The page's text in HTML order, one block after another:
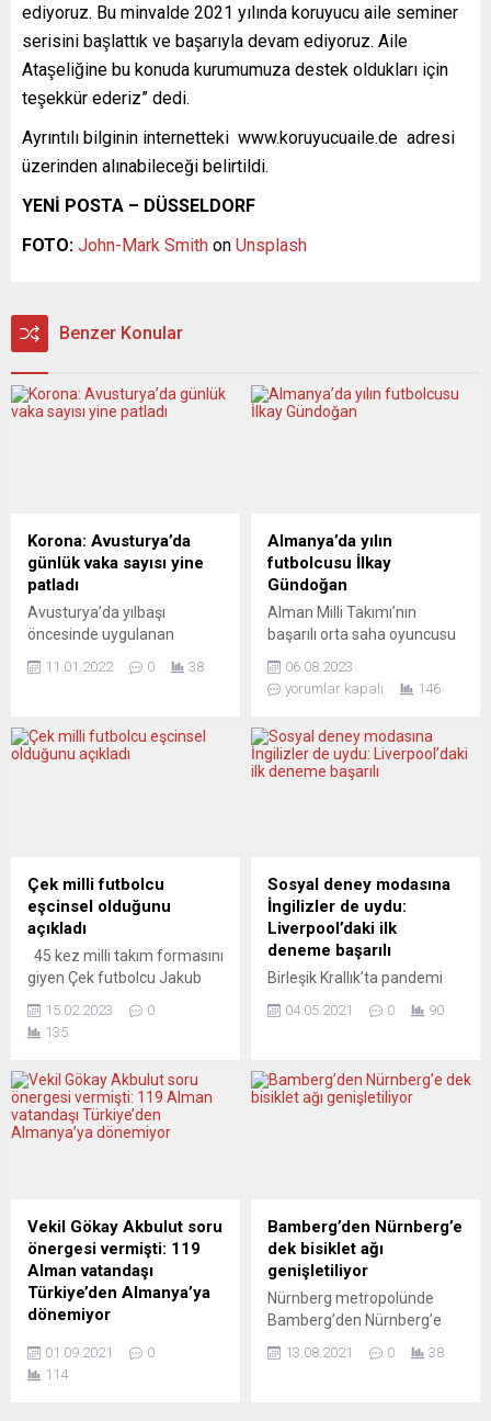
ediyoruz. Bu minvalde 2021 yılında koruyucu aile seminer
serisini başlattık ve başarıyla devam ediyoruz. Aile
Ataşeliğine bu konuda kurumumuza destek oldukları için
teşekkür ederiz” dedi.
Ayrıntılı bilginin internetteki www.koruyucuaile.de adresi
üzerinden alınabileceği belirtildi.
YENİ POSTA – DÜSSELDORF
FOTO: John-Mark Smith on Unsplash
Benzer Konular
Korona: Avusturya’da
günlük vaka sayısı yine
patladı
Avusturya’da yılbaşı
öncesinde uygulanan
altına gerileyen günlük
çıktı. Ülkede hızlı şekilde
yayılan Omicron varyantı
vakalardaki artış sürdü.
Avusturya’da son 24 saatte
11 bin 516 yeni vaka
görülürken...
11.01.2022 0 38
Almanya’da yılın
futbolcusu İlkay
Gündoğan
Alman Milli Takımı’nın
başarılı orta saha oyuncusu
yılın futbolcusu seçildi.
Gündoğan bir süre önce,
Manchester City’den
İspanya’nın FC Barcelona
Ligi, Premier Lig ve FA
Kupası’nı kazanan, Almanya
Milli Takımı’nın Türk asıllı
oyuncusu İlkay Gündoğan,
06.08.2023
yorumlar kapalı
146
Çek milli futbolcu
eşcinsel olduğunu
açıkladı
45 kez milli takım formasını
giyen Çek futbolcu Jakub
ilan etti. Futbol hayatı
devam eden bir milli
açık yaşaması, konunun
hâlâ tabu görüldüğü bir spor
dalında dünyada ilk. 27
sıra özellikle sosyal ağlarda
sayısız hakarete maruz
kalıyor. Ülke...
15.02.2023
0
135
Sosyal deney modasına
İngilizler de uydu:
Liverpool’daki ilk
deneme başarılı
Birleşik Krallık’ta pandemi
binlerce kişinin bir arada
aylarda denenmeye
başlanan pilot etkinliklere
durumlarının takip
edileceğini ve sonuçların
başka organizasyonlar için
referans olarak
kullanılacağını biliyorlar ve
kabul ediyorlar. AMAÇ
GÜVENLI...
04.05.2021 0 90
Vekil Gökay Akbulut soru
önergesi vermişti: 119
Alman vatandaşı
Türkiye’den Almanya’ya
dönemiyor
bir soru önergesine verdiği
yanıta göre 61 Alman
01.09.2021
0
114
Bamberg’den Nürnberg’e
dek bisiklet ağı
genişletiliyor
Nürnberg metropolünde
Bamberg’den Nürnberg’e
genişletiliyor. Bisiklet yolu
13.08.2021 0 38